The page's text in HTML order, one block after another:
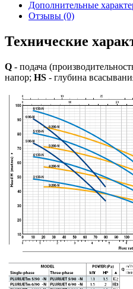
Дополнительные
Отзывы (0)
Технические
Q - подача
напор; HS - глубина